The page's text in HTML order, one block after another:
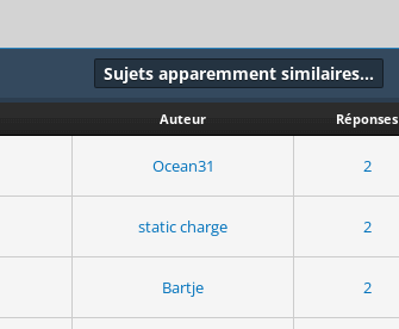
Sujets apparemment similaires…
Auteur Réponses
Ocean31 2
static charge 2
Bartje 2